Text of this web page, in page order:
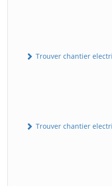
Trouver chantier
Trouver chantier